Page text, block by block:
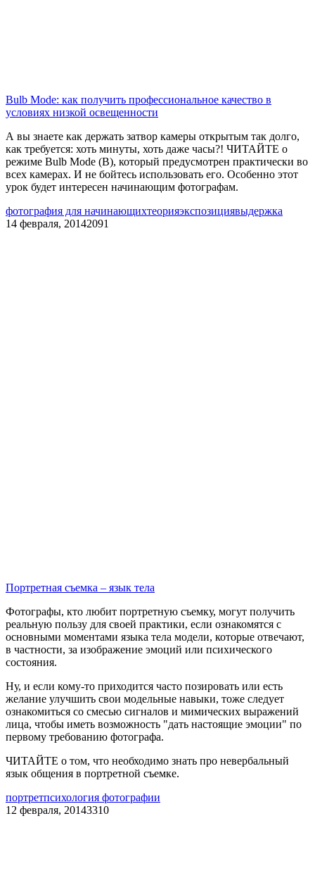
Bulb Mode: как получить профессиональное качество в
условиях низкой освещенности
А вы знаете как держать затвор камеры открытым так долго,
как требуется: хоть минуты, хоть даже часы?! ЧИТАЙТЕ о
режиме Bulb Mode (B), который предусмотрен практически во
всех камерах. И не бойтесь использовать его. Особенно этот
урок будет интересен начинающим фотографам.
фотография для начинающихтеорияэкспозициявыдержка
14 февраля, 20142091
Портретная съемка – язык тела
Фотографы, кто любит портретную съемку, могут получить
реальную пользу для своей практики, если ознакомятся с
основными моментами языка тела модели, которые отвечают,
в частности, за изображение эмоций или психического
состояния.
Ну, и если кому-то приходится часто позировать или есть
желание улучшить свои модельные навыки, тоже следует
ознакомиться со смесью сигналов и мимических выражений
лица, чтобы иметь возможность "дать настоящие эмоции" по
первому требованию фотографа.
ЧИТАЙТЕ о том, что необходимо знать про невербальный
язык общения в портретной съемке.
портретпсихология фотографии
12 февраля, 20143310